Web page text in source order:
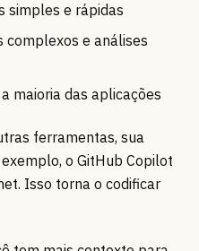
simples e rápidas
complexos e análises
maioria das aplicações
ferramentas, sua
o GitHub Copilot
Isso torna o codificar